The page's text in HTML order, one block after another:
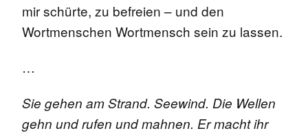
mir schürte, zu befreien – und den
Wortmenschen Wortmensch sein zu lassen.
…
Sie gehen am Strand. Seewind. Die Wellen
gehn und rufen und mahnen. Er macht ihr